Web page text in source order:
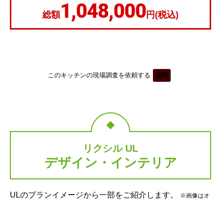
総額1,048,000 円(税込)
このキッチンの現場調査を依頼する 無料
リクシル UL
デザイン・インテリア
ULのプランイメージから一部をご紹介します。
※画像はオ